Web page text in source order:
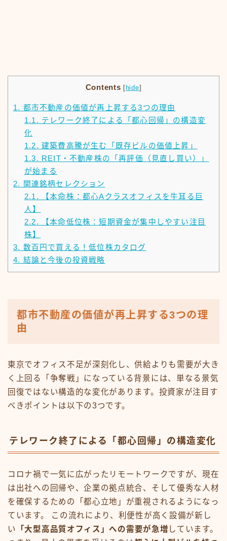
Contents [ hide]
1. 都市不動産の価値が再上昇する3つの理由
1.1. テレワーク終了による「都心回帰」の構造変
化
1.2. 建築費高騰が生む「既存ビルの価値上昇」
1.3. REIT・不動産株の「再評価（見直し買い）」
が始まる
2.
関連銘柄セレクション
2.1.
【本命株：都心Aクラスオフィスを牛耳る巨
人】
2.2.
【本命低位株：短期資金が集中しやすい注目
株】
3. 数百円で買える！低位株カタログ
4. 結論と今後の投資戦略
都市不動産の価値が再上昇する3つの理
由
東京でオフィス不足が深刻化し、供給よりも需要が大き
く上回る「争奪戦」になっている背景には、単なる景気
回復ではない構造的な変化があります。投資家が注目す
べきポイントは以下の3つです。
テレワーク終了による「都心回帰」の構造変化
コロナ禍で一気に広がったリモートワークですが、現在
は出社への回帰や、企業の拠点統合、そして優秀な人材
を確保するための「都心立地」が重視されるようになっ
ています。 この流れにより、利便性が高く設備が新し
い
「大型高品質オフィス」への需要が急増 しています。